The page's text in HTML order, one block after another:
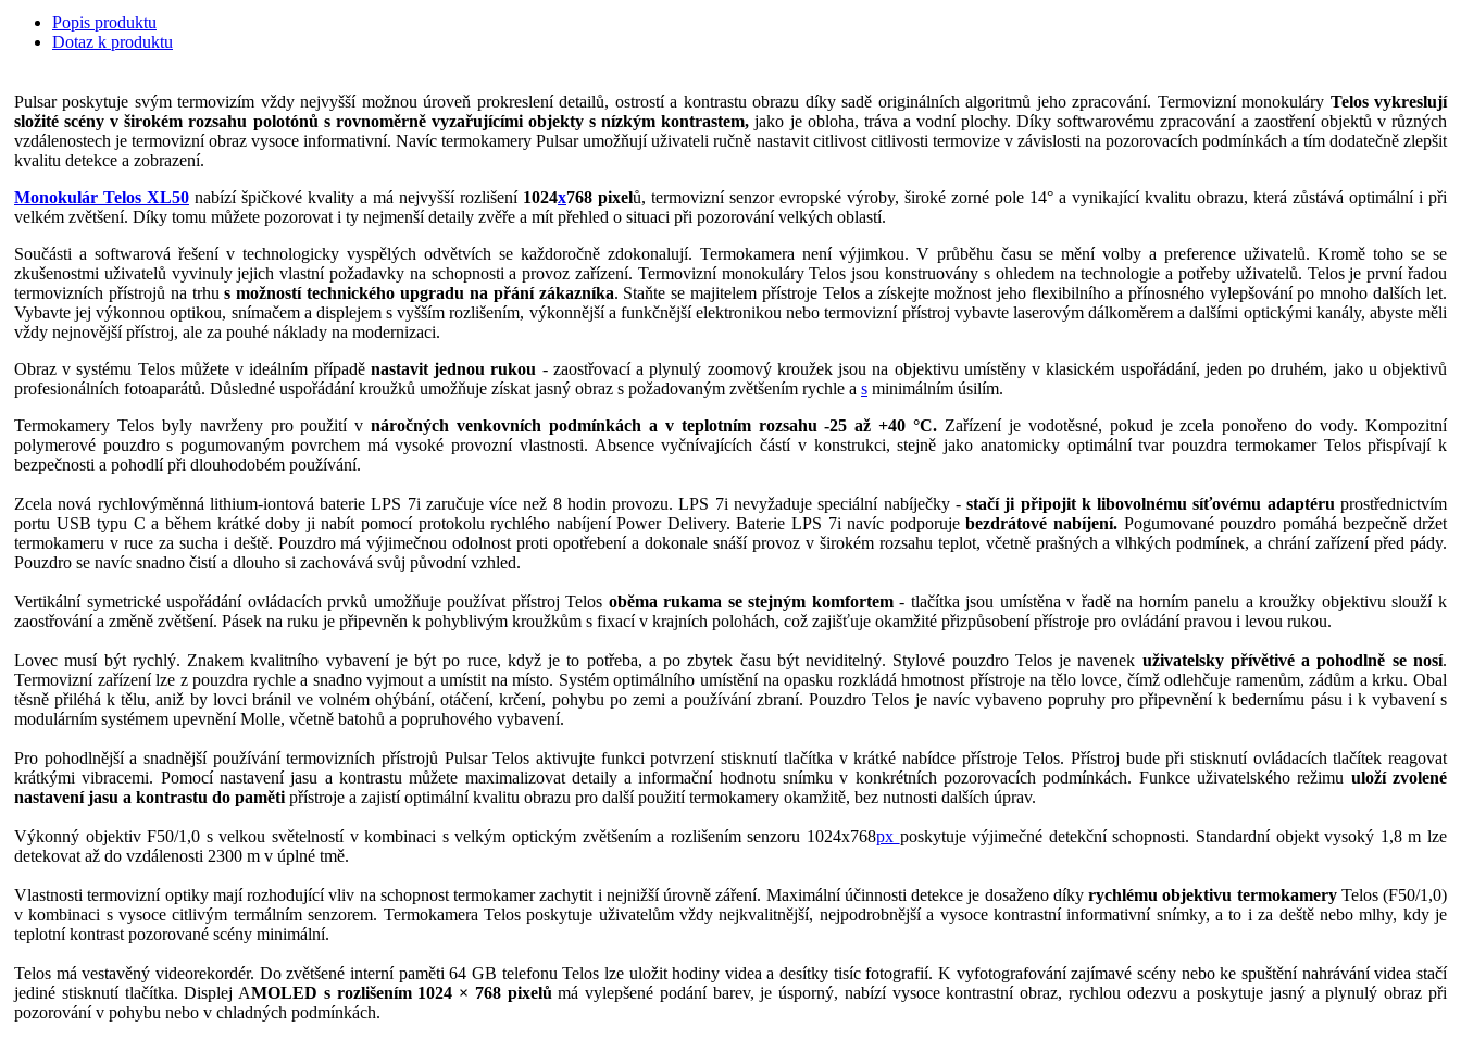
Popis produktu
Dotaz k produktu
Pulsar poskytuje svým termovizím vždy nejvyšší možnou úroveň prokreslení detailů, ostrostí a kontrastu obrazu díky sadě originálních algoritmů jeho zpracování. Termovizní monokuláry Telos vykreslují
složité scény v širokém rozsahu polotónů s rovnoměrně vyzařujícími objekty s nízkým kontrastem, jako je obloha, tráva a vodní plochy. Díky softwarovému zpracování a zaostření objektů v různých
vzdálenostech je termovizní obraz vysoce informativní. Navíc termokamery Pulsar umožňují uživateli ručně nastavit citlivost citlivosti termovize v závislosti na pozorovacích podmínkách a tím dodatečně zlepšit
kvalitu detekce a zobrazení.
Monokulár Telos XL50 nabízí špičkové kvality a má nejvyšší rozlišení 1024x768 pixelů, termovizní senzor evropské výroby, široké zorné pole 14° a vynikající kvalitu obrazu, která zůstává optimální i při
velkém zvětšení. Díky tomu můžete pozorovat i ty nejmenší detaily zvěře a mít přehled o situaci při pozorování velkých oblastí.
Součásti a softwarová řešení v technologicky vyspělých odvětvích se každoročně zdokonalují. Termokamera není výjimkou. V průběhu času se mění volby a preference uživatelů. Kromě toho se se
zkušenostmi uživatelů vyvinuly jejich vlastní požadavky na schopnosti a provoz zařízení. Termovizní monokuláry Telos jsou konstruovány s ohledem na technologie a potřeby uživatelů. Telos je první řadou
termovizních přístrojů na trhus možností technického upgradu na přání zákazníka. Staňte se majitelem přístroje Telos a získejte možnost jeho flexibilního a přínosného vylepšování po mnoho dalších let.
Vybavte jej výkonnou optikou, snímačem a displejem s vyšším rozlišením, výkonnější a funkčnější elektronikou nebo termovizní přístroj vybavte laserovým dálkoměrem a dalšími optickými kanály, abyste měli
vždy nejnovější přístroj, ale za pouhé náklady na modernizaci.
Obraz v systému Telos můžete v ideálním případě nastavit jednou rukou - zaostřovací a plynulý zoomový kroužek jsou na objektivu umístěny v klasickém uspořádání, jeden po druhém, jako u objektivů
profesionálních fotoaparátů. Důsledné uspořádání kroužků umožňuje získat jasný obraz s požadovaným zvětšením rychle a s minimálním úsilím.
Termokamery Telos byly navrženy pro použití vnáročných venkovních podmínkách a v teplotním rozsahu -25 až +40 °C. Zařízení je vodotěsné, pokud je zcela ponořeno do vody. Kompozitní
polymerové pouzdro s pogumovaným povrchem má vysoké provozní vlastnosti. Absence vyčnívajících částí v konstrukci, stejně jako anatomicky optimální tvar pouzdra termokamer Telos přispívají k
bezpečnosti a pohodlí při dlouhodobém používání.
Zcela nová rychlovýměnná lithium-iontová baterie LPS 7i zaručuje více než 8 hodin provozu. LPS 7i nevyžaduje speciální nabíječky -stačí ji připojit k libovolnému síťovému adaptéruprostřednictvím
portu USB typu C a během krátké doby ji nabít pomocí protokolu rychlého nabíjení Power Delivery. Baterie LPS 7i navíc podporujebezdrátové nabíjení. Pogumované pouzdro pomáhá bezpečně držet
termokameru v ruce za sucha i deště. Pouzdro má výjimečnou odolnost proti opotřebení a dokonale snáší provoz v širokém rozsahu teplot, včetně prašných a vlhkých podmínek, a chrání zařízení před pády.
Pouzdro se navíc snadno čistí a dlouho si zachovává svůj původní vzhled.
Vertikální symetrické uspořádání ovládacích prvků umožňuje používat přístroj Telos oběma rukama se stejným komfortem- tlačítka jsou umístěna v řadě na horním panelu a kroužky objektivu slouží k
zaostřování a změně zvětšení. Pásek na ruku je připevněn k pohyblivým kroužkům s fixací v krajních polohách, což zajišťuje okamžité přizpůsobení přístroje pro ovládání pravou i levou rukou.
Lovec musí být rychlý. Znakem kvalitního vybavení je být po ruce, když je to potřeba, a po zbytek času být neviditelný. Stylové pouzdro Telos je navenek uživatelsky přívětivé a pohodlně se nosí.
Termovizní zařízení lze z pouzdra rychle a snadno vyjmout a umístit na místo. Systém optimálního umístění na opasku rozkládá hmotnost přístroje na tělo lovce, čímž odlehčuje ramenům, zádům a krku. Obal
těsně přiléhá k tělu, aniž by lovci bránil ve volném ohýbání, otáčení, krčení, pohybu po zemi a používání zbraní. Pouzdro Telos je navíc vybaveno popruhy pro připevnění k bedernímu pásu i k vybavení s
modulárním systémem upevnění Molle, včetně batohů a popruhového vybavení.
Pro pohodlnější a snadnější používání termovizních přístrojů Pulsar Telos aktivujte funkci potvrzení stisknutí tlačítka v krátké nabídce přístroje Telos. Přístroj bude při stisknutí ovládacích tlačítek reagovat
krátkými vibracemi. Pomocí nastavení jasu a kontrastu můžete maximalizovat detaily a informační hodnotu snímku v konkrétních pozorovacích podmínkách. Funkce uživatelského režimu uloží zvolené
nastavení jasu a kontrastu do paměti přístroje a zajistí optimální kvalitu obrazu pro další použití termokamery okamžitě, bez nutnosti dalších úprav.
Výkonný objektiv F50/1,0 s velkou světelností v kombinaci s velkým optickým zvětšením a rozlišením senzoru 1024x768px poskytuje výjimečné detekční schopnosti. Standardní objekt vysoký 1,8 m lze
detekovat až do vzdálenosti 2300 m v úplné tmě.
Vlastnosti termovizní optiky mají rozhodující vliv na schopnost termokamer zachytit i nejnižší úrovně záření. Maximální účinnosti detekce je dosaženo díky rychlému objektivu termokamery Telos (F50/1,0)
v kombinaci s vysoce citlivým termálním senzorem. Termokamera Telos poskytuje uživatelům vždy nejkvalitnější, nejpodrobnější a vysoce kontrastní informativní snímky, a to i za deště nebo mlhy, kdy je
teplotní kontrast pozorované scény minimální.
Telos má vestavěný videorekordér. Do zvětšené interní paměti 64 GB telefonu Telos lze uložit hodiny videa a desítky tisíc fotografií. K vyfotografování zajímavé scény nebo ke spuštění nahrávání videa stačí
jediné stisknutí tlačítka. Displej AMOLED s rozlišením 1024 × 768 pixelůmá vylepšené podání barev, je úsporný, nabízí vysoce kontrastní obraz, rychlou odezvu a poskytuje jasný a plynulý obraz při
pozorování v pohybu nebo v chladných podmínkách.